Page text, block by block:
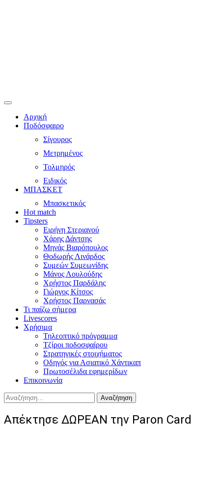
Αρχική
Ποδόσφαιρο
Σίγουρος
Μετρημένος
Τολμηρός
Ειδικός
ΜΠΑΣΚΕΤ
Μπασκετικός
Hot match
Tipsters
Ειρήνη Στεριανού
Χάρης Δάντσης
Μηνάς Βιαρόπουλος
Θοδωρής Λινάρδος
Συμεών Συμεωνίδης
Μάνος Λουλούδης
Χρήστος Παρδάλης
Γιώργος Κίτσος
Χρήστος Παρνασάς
Τι παίζω σήμερα
Livescores
Χρήσιμα
Τηλεοπτικό πρόγραμμα
Τζίροι ποδοσφαίρου
Στρατηγικές στοιχήματος
Οδηγός για Ασιατικό Χάντικαπ
Πρωτοσέλιδα εφημερίδων
Επικοινωνία
Αναζήτηση
για:
Απέκτησε ΔΩΡΕΑΝ την Paron Card